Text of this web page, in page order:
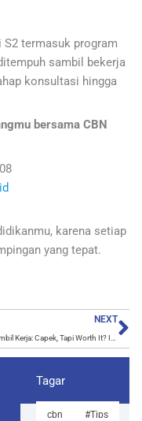
termasuk program
sambil bekerja
konsultasi hingga
bersama CBN
karena setiap
yang tepat.
NEXT
Kuliah Sambil Kerja: Capek, Tapi Worth It? Ini Plus Minusnya
Tagar
cbn
#Tips